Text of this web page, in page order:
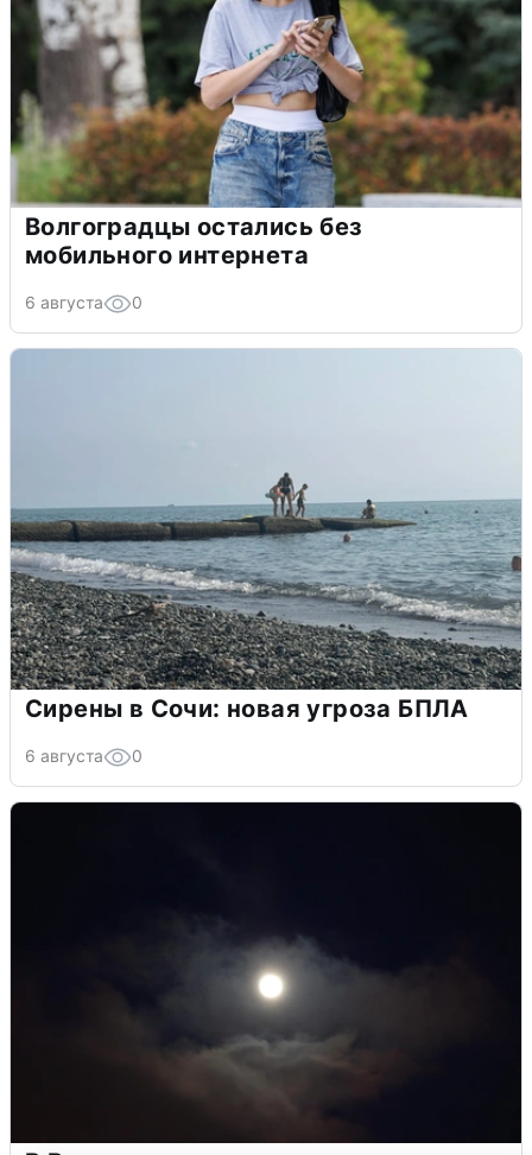
Волгоградцы остались без
мобильного интернета
6 августа 0
Сирены в Сочи: новая угроза БПЛА
6 августа 0